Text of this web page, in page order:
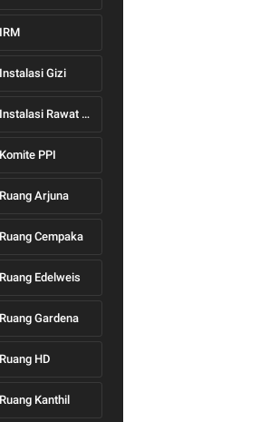
IRM
Instalasi Gizi
Instalasi Rawat Jalan
Komite PPI
Ruang Arjuna
Ruang Cempaka
Ruang Edelweis
Ruang Gardena
Ruang HD
Ruang Kanthil